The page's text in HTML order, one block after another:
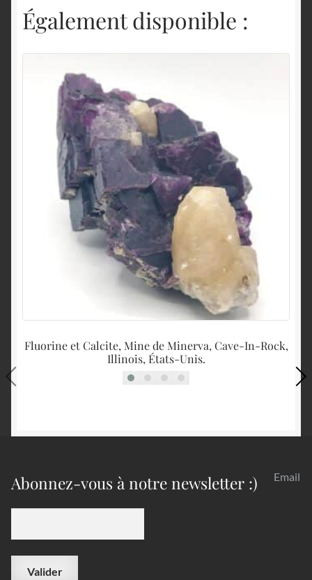
Également disponible :
Fluorine et Calcite, Mine de Minerva, Cave-In-Rock,
Illinois, États-Unis.
Abonnez-vous à notre newsletter :) Email